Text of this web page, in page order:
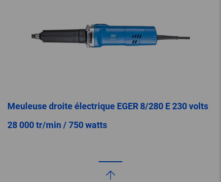
Meuleuse droite électrique EGER 8/280 E 230 volts
28 000 tr/min / 750 watts